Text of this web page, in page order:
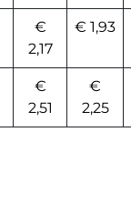
€
2,17
€ 1,93
€
2,51
€
2,25